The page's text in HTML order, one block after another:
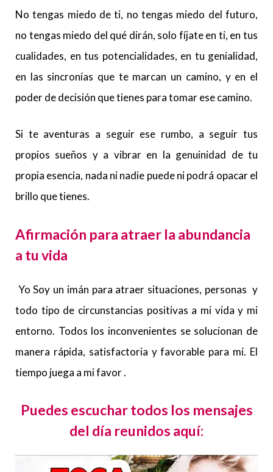
No tengas miedo de ti, no tengas miedo del futuro,
no tengas miedo del qué dirán, solo fíjate en ti, en tus
cualidades, en tus potencialidades, en tu genialidad,
en las sincronías que te marcan un camino, y en el
poder de decisión que tienes para tomar ese camino.
Si te aventuras a seguir ese rumbo, a seguir tus
propios sueños y a vibrar en la genuinidad de tu
propia esencia, nada ni nadie puede ni podrá opacar el
brillo que tienes.
Afirmación para atraer la abundancia
a tu vida
Yo Soy un imán para atraer situaciones, personas y
todo tipo de circunstancias positivas a mi vida y mi
entorno. Todos los inconvenientes se solucionan de
manera rápida, satisfactoria y favorable para mí. El
tiempo juega a mi favor .
Puedes escuchar todos los mensajes
del día reunidos aquí: